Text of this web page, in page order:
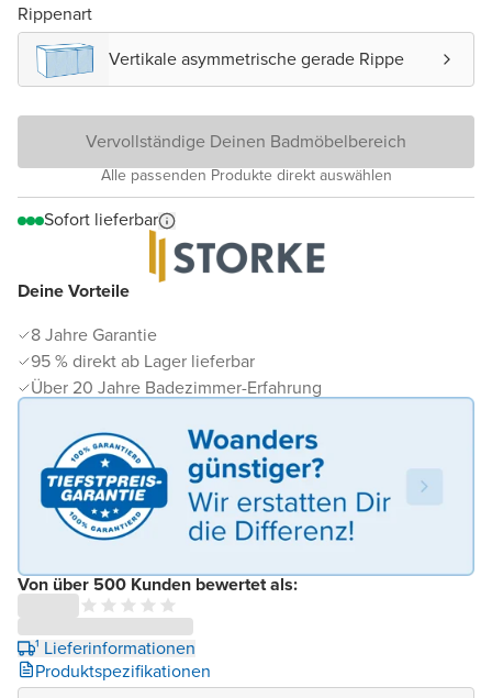
Deine Vorteile
8 Jahre Garantie
95 % direkt ab Lager lieferbar
Über 20 Jahre Badezimmer-Erfahrung
Von über 500 Kunden bewertet als:
¹ Lieferinformationen
Produktspezifikationen
Rippenart
Vertikale asymmetrische gerade Rippe
Vervollständige Deinen Badmöbelbereich
Alle passenden Produkte direkt auswählen
Sofort lieferbar